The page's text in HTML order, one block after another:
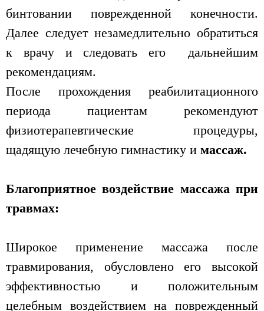
бинтовании поврежденной конечности.
Далее следует незамедлительно обратиться
к врачу и следовать его дальнейшим
рекомендациям.
После прохождения реабилитационного
периода пациентам рекомендуют
физиотерапевтические процедуры,
щадящую лечебную гимнастику и массаж.
Благоприятное воздействие массажа при
травмах:
Широкое применение массажа поcле
травмирования, обусловлено его высокой
эффективностью и положительным
целебным воздействием на поврежденный